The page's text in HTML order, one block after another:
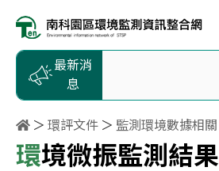
最新消
息
環評文件 監測環境數據相關
環境微振監測結果